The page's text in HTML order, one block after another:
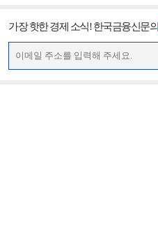
가장 핫한 경제 소식! 한국금융신문의